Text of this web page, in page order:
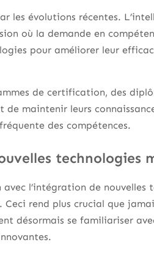
les évolutions récentes.
où la demande en
pour améliorer leur
de certification, des
de maintenir leurs
des compétences.
technologies
l’intégration de nouvelles
rend plus crucial que
désormais se familiariser